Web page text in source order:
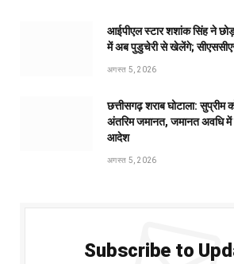
आईपीएल स्टार शशांक सिंह ने
में अब पुडुचेरी से खेलेंगे;
अगस्त 5, 2026
छत्तीसगढ़ शराब घोटाला: सुप्रीम
अंतरिम जमानत, जमानत अवधि में
आदेश
अगस्त 5, 2026
Subscribe to